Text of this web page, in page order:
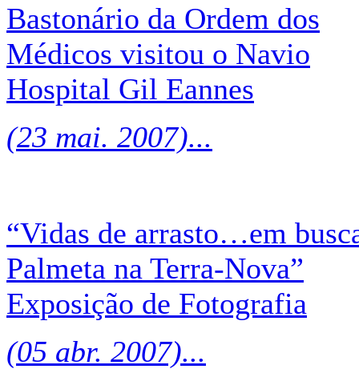
Bastonário da Ordem dos
Médicos visitou o Navio
Hospital Gil Eannes
(23 mai. 2007)...
“Vidas de arrasto…em
Palmeta na Terra-Nova”
Exposição de Fotografia
(05 abr. 2007)...